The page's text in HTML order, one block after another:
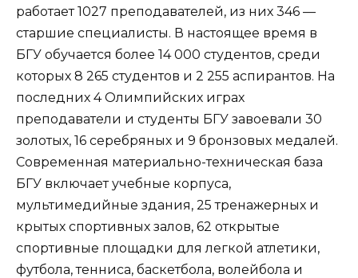
работает 1027 преподавателей, из них 346 —
старшие специалисты. В настоящее время в
БГУ обучается более 14 000 студентов, среди
которых 8 265 студентов и 2 255 аспирантов. На
последних 4 Олимпийских играх
преподаватели и студенты БГУ завоевали 30
золотых, 16 серебряных и 9 бронзовых медалей.
Современная материально-техническая база
БГУ включает учебные корпуса,
мультимедийные здания, 25 тренажерных и
крытых спортивных залов, 62 открытые
спортивные площадки для легкой атлетики,
футбола, тенниса, баскетбола, волейбола и